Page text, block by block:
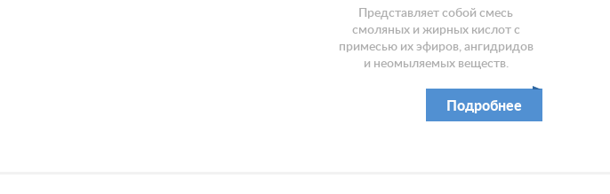
Представляет собой смесь
смоляных и жирных кислот с
примесью их эфиров, ангидридов
и неомыляемых веществ.
Подробнее